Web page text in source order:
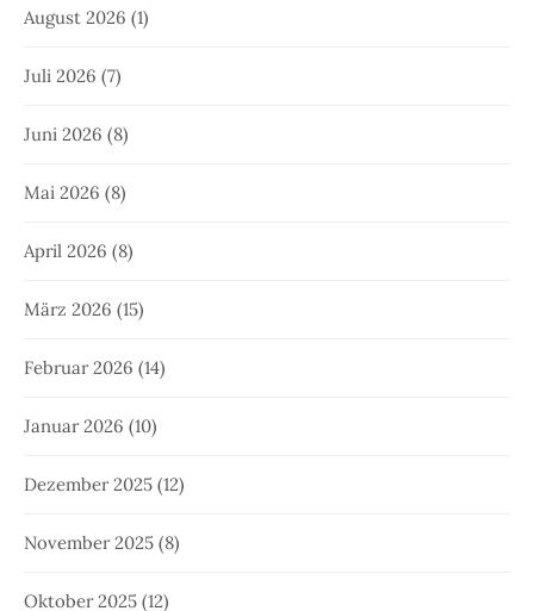
August 2026 (1)
Juli 2026 (7)
Juni 2026 (8)
Mai 2026 (8)
April 2026 (8)
März 2026 (15)
Februar 2026 (14)
Januar 2026 (10)
Dezember 2025 (12)
November 2025 (8)
Oktober 2025 (12)